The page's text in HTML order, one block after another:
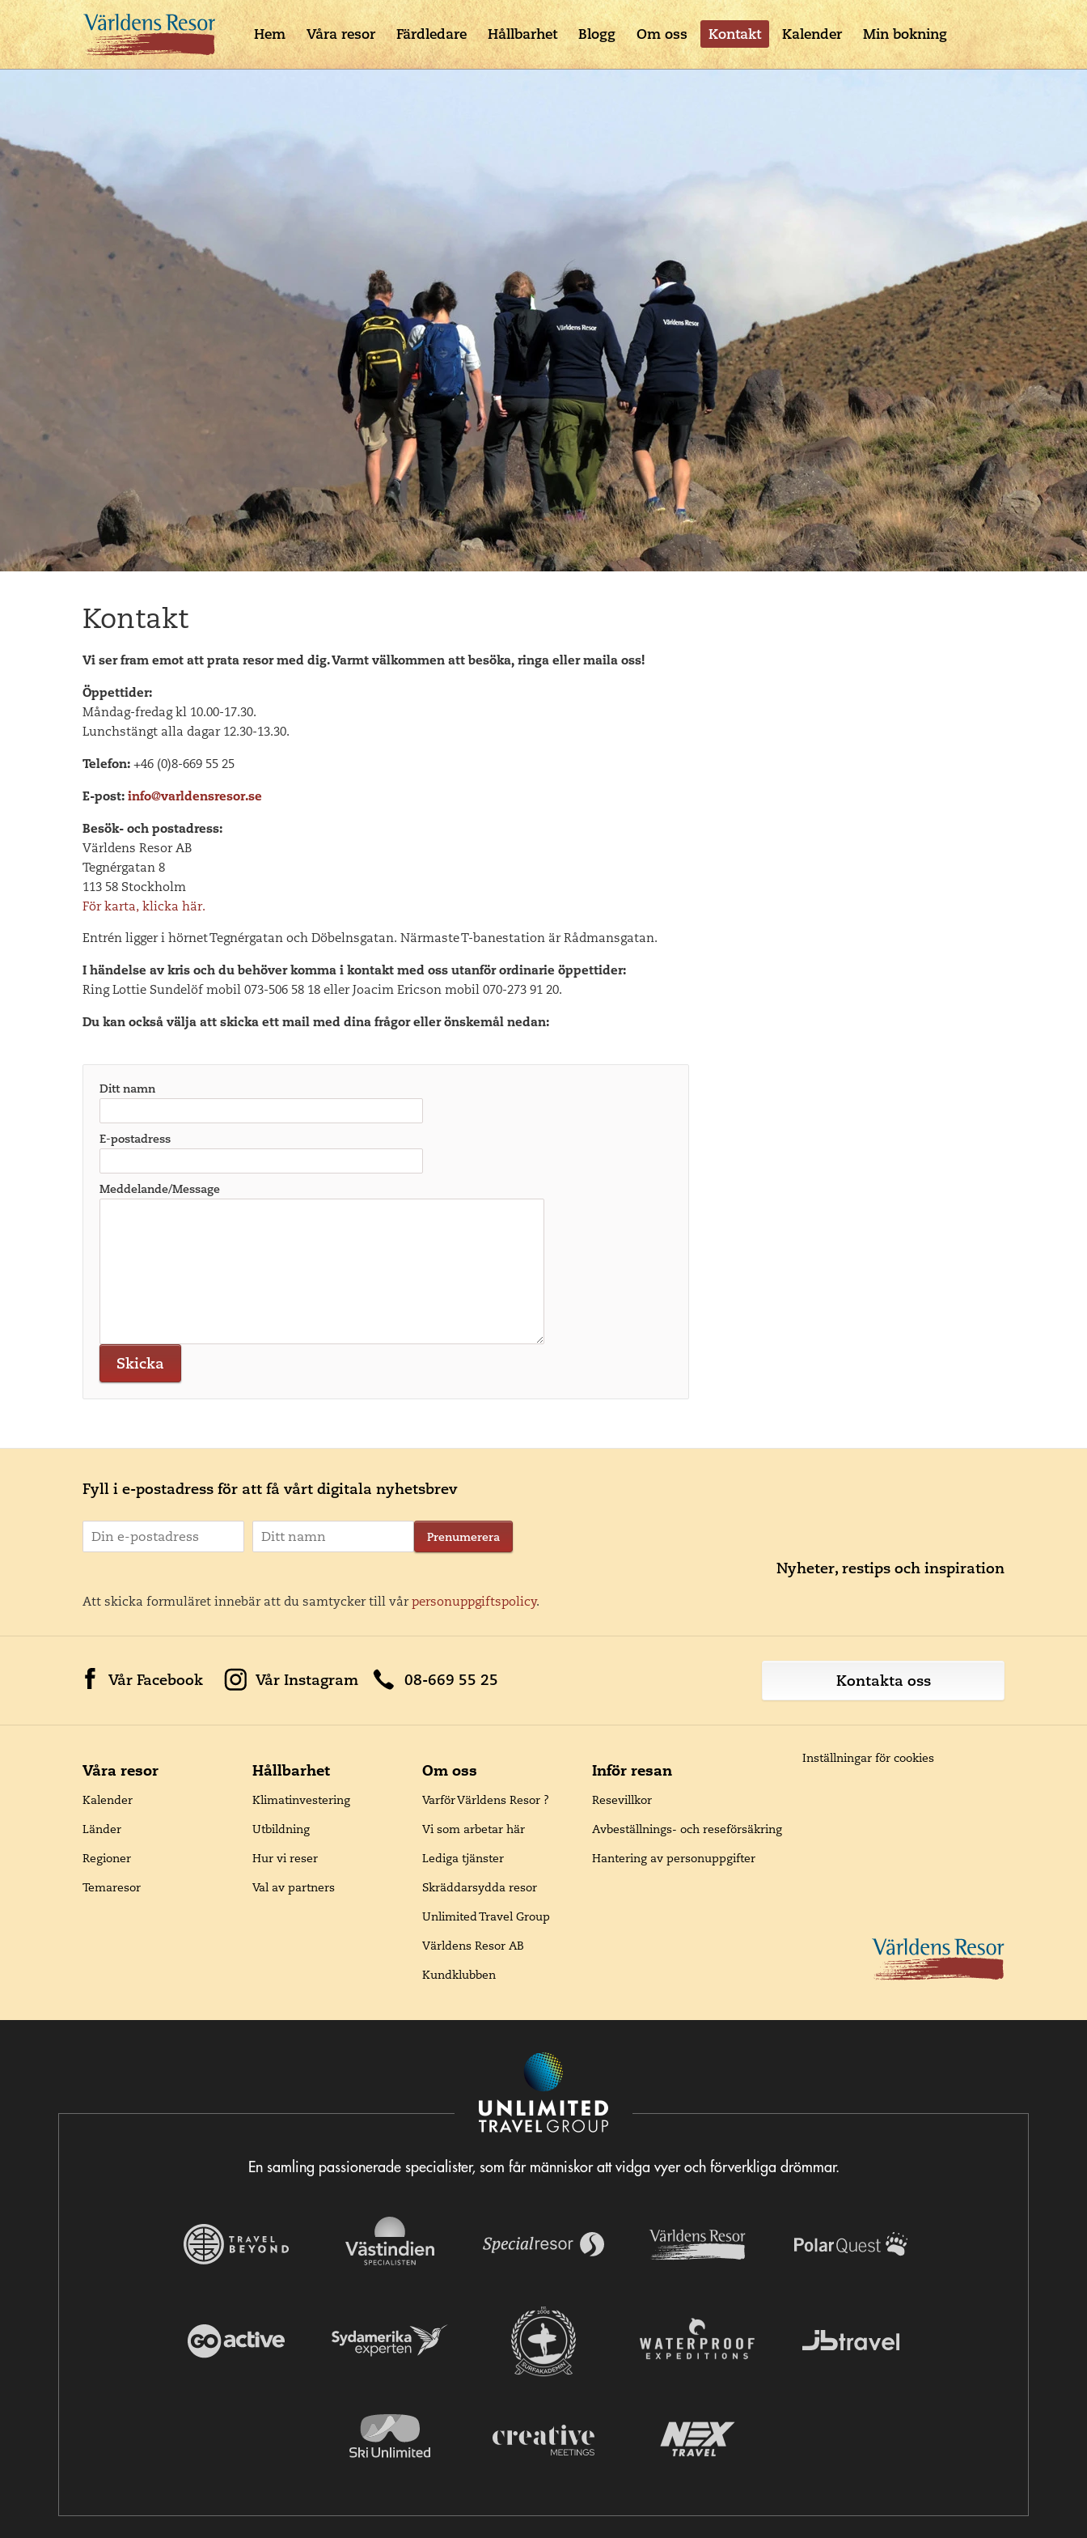
Hem Våra resor Färdledare Hållbarhet Blogg Om oss Kontakt Kalender Min bokning
Kontakt
Vi ser fram emot att prata resor med dig. Varmt välkommen att besöka, ringa eller maila oss!
Öppettider:
Måndag-fredag kl 10.00-17.30.
Lunchstängt alla dagar 12.30-13.30.
Telefon: +46 (0)8-669 55 25
E-post: info@varldensresor.se
Besök- och postadress:
Världens Resor AB
Tegnérgatan 8
113 58 Stockholm
För karta, klicka här.
Entrén ligger i hörnet Tegnérgatan och Döbelnsgatan. Närmaste T-banestation är Rådmansgatan.
I händelse av kris och du behöver komma i kontakt med oss utanför ordinarie öppettider:
Ring Lottie Sundelöf mobil 073-506 58 18 eller Joacim Ericson mobil 070-273 91 20.
Du kan också välja att skicka ett mail med dina frågor eller önskemål nedan:
Ditt namn
E-postadress
Meddelande/Message
Skicka
Fyll i e-postadress för att få vårt digitala nyhetsbrev
Prenumerera
Nyheter, restips och inspiration
Att skicka formuläret innebär att du samtycker till vårpersonuppgiftspolicy.
Vår Facebook Vår Instagram 08-669 55 25 Kontakta oss
Våra resor
Kalender
Länder
Regioner
Temaresor
Hållbarhet
Klimatinvestering
Utbildning
Hur vi reser
Val av partners
Om oss
Varför Världens Resor ?
Vi som arbetar här
Lediga tjänster
Skräddarsydda resor
Unlimited Travel Group
Världens Resor AB
Kundklubben
Inför resan
Resevillkor
Avbeställnings- och reseförsäkring
Hantering av personuppgifter
Inställningar för cookies
En samling passionerade specialister, som får människor att vidga vyer och förverkliga drömmar.